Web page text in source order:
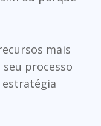
mais
processo
estratégia